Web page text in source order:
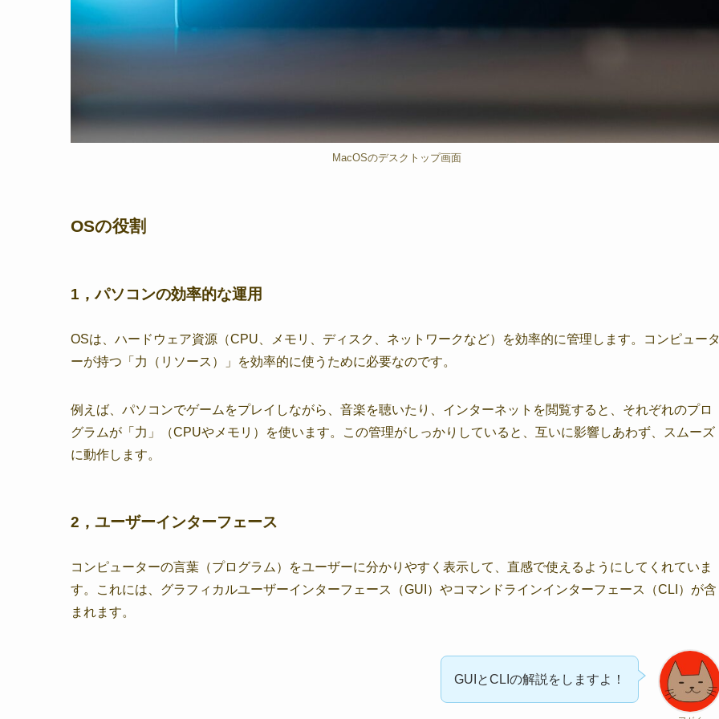
MacOSのデスクトップ画面
OSの役割
1，パソコンの効率的な運用
OSは、ハードウェア資源（CPU、メモリ、ディスク、ネットワークなど）を効率的に管理します。コンピュー
ーが持つ「力（リソース）」を効率的に使うために必要なのです。
例えば、パソコンでゲームをプレイしながら、音楽を聴いたり、インターネットを閲覧すると、それぞれのプロ
グラムが「力」（CPUやメモリ）を使います。この管理がしっかりしていると、互いに影響しあわず、スムーズ
に動作します。
2， ユーザーインターフェース
コンピューターの言葉（プログラム）をユーザーに分かりやすく表示して、直感で使えるようにしてくれていま
す。これには、グラフィカルユーザーインターフェース（GUI）やコマンドラインインターフェース（CLI）が含
まれます。
GUIとCLIの解説をしますよ！